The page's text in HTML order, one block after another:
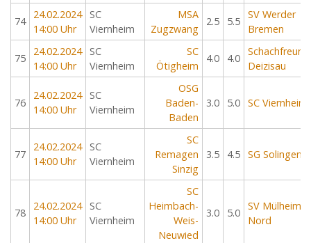
74
24.02.2024
14:00 Uhr
SC
Viernheim
MSA
Zugzwang
2.5 5.5
SV Werder
Bremen
75
24.02.2024
14:00 Uhr
SC
Viernheim
SC
Ötigheim
4.0 4.0
Deizisau
76
24.02.2024
14:00 Uhr
SC
Viernheim
OSG
Baden-
Baden
3.0 5.0 SC Viernheim
77
24.02.2024
14:00 Uhr
SC
Viernheim
SC
Remagen
Sinzig
3.5 4.5 SG Solingen
78
24.02.2024
14:00 Uhr
SC
Viernheim
SC
Heimbach-
Weis-
Neuwied
3.0 5.0
SV Mülheim
Nord